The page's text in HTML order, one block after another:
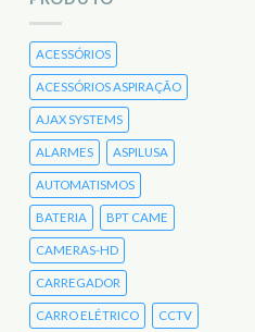
ACESSÓRIOS
ACESSÓRIOS ASPIRAÇÃO
AJAX SYSTEMS
ALARMES ASPILUSA
AUTOMATISMOS
BATERIA BPT CAME
CAMERAS-HD
CARREGADOR
CARRO ELÉTRICO CCTV